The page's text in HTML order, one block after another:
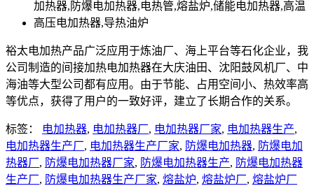
裕太电加热产品广泛应用于炼油厂、海上平台等石化企业，我
公司制造的间接加热电加热器在大庆油田、沈阳鼓风机厂、中
海油等大型公司都有应用。由于节能、占用空间小、热效率高
等优点，获得了用户的一致好评，建立了长期合作的关系。
标签： 电加热器, 电加热器厂, 电加热器厂家, 电加热器生产,
电加热器生产厂, 电加热器生产厂家, 防爆电加热器, 防爆电加
热器厂, 防爆电加热器厂家, 防爆电加热器生产, 防爆电加热器
生产厂, 防爆电加热器生产厂家, 熔盐炉, 熔盐炉厂, 熔盐炉厂